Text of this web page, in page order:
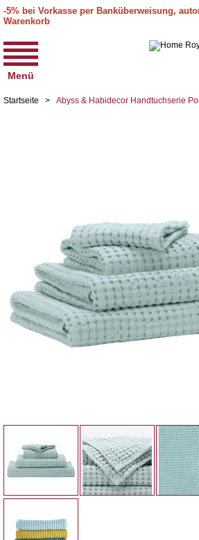
-5% bei Vorkasse per Banküberweisung,
Warenkorb
Menü
Startseite > Abyss & Habidecor Handtuchserie